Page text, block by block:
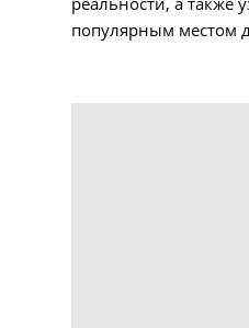
популярным местом